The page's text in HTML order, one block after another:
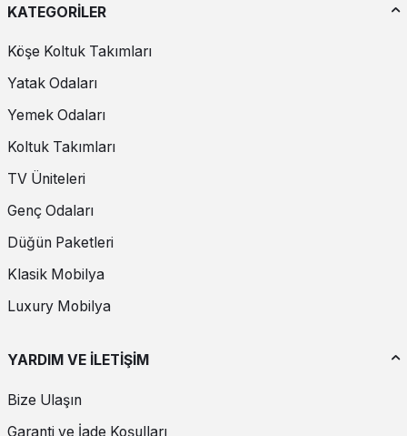
KATEGORİLER
Köşe Koltuk Takımları
Yatak Odaları
Yemek Odaları
Koltuk Takımları
TV Üniteleri
Genç Odaları
Düğün Paketleri
Klasik Mobilya
Luxury Mobilya
YARDIM VE İLETİŞİM
Bize Ulaşın
Garanti ve İade Koşulları